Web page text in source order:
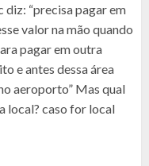
diz: “precisa pagar em
valor na mão quando
pagar em outra
e antes dessa área
aeroporto” Mas qual
local? caso for local